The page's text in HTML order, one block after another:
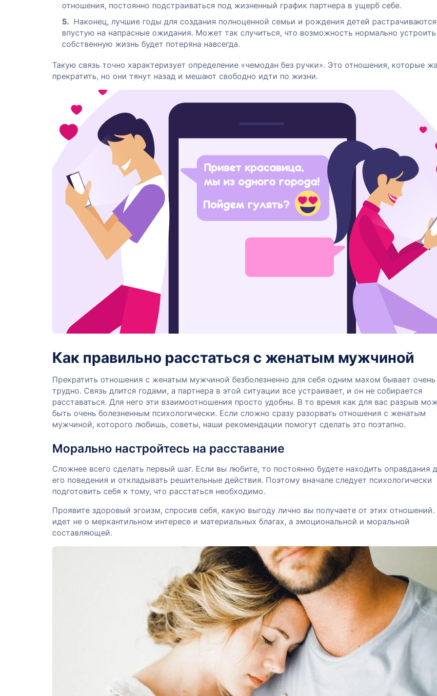
отношения, постоянно подстраиваться под жизненный график партнера в ущерб себе.
Наконец, лучшие годы для создания полноценной семьи и рождения детей растрачиваются
впустую на напрасные ожидания. Может так случиться, что возможность нормально устроить
собственную жизнь будет потеряна навсегда.
Такую связь точно характеризует определение «чемодан без ручки». Это отношения, которые
прекратить, но они тянут назад и мешают свободно идти по жизни.
Как правильно расстаться с женатым мужчиной
Прекратить отношения с женатым мужчиной безболезненно для себя одним махом бывает очень
трудно. Связь длится годами, а партнера в этой ситуации все устраивает, и он не собирается
расставаться. Для него эти взаимоотношения просто удобны. В то время как для вас разрыв
быть очень болезненным психологически. Если сложно сразу разорвать отношения с женатым
мужчиной, которого любишь, советы, наши рекомендации помогут сделать это поэтапно.
Морально настройтесь на расставание
Сложнее всего сделать первый шаг. Если вы любите, то постоянно будете находить оправдания
его поведения и откладывать решительные действия. Поэтому вначале следует психологически
подготовить себя к тому, что расстаться необходимо.
Проявите здоровый эгоизм, спросив себя, какую выгоду лично вы получаете от этих отношений.
идет не о меркантильном интересе и материальных благах, а эмоциональной и моральной
составляющей.